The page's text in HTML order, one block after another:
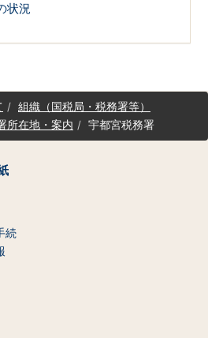
状況
組織（国税局・税務署等）
所在地・案内 宇都宮税務署
続